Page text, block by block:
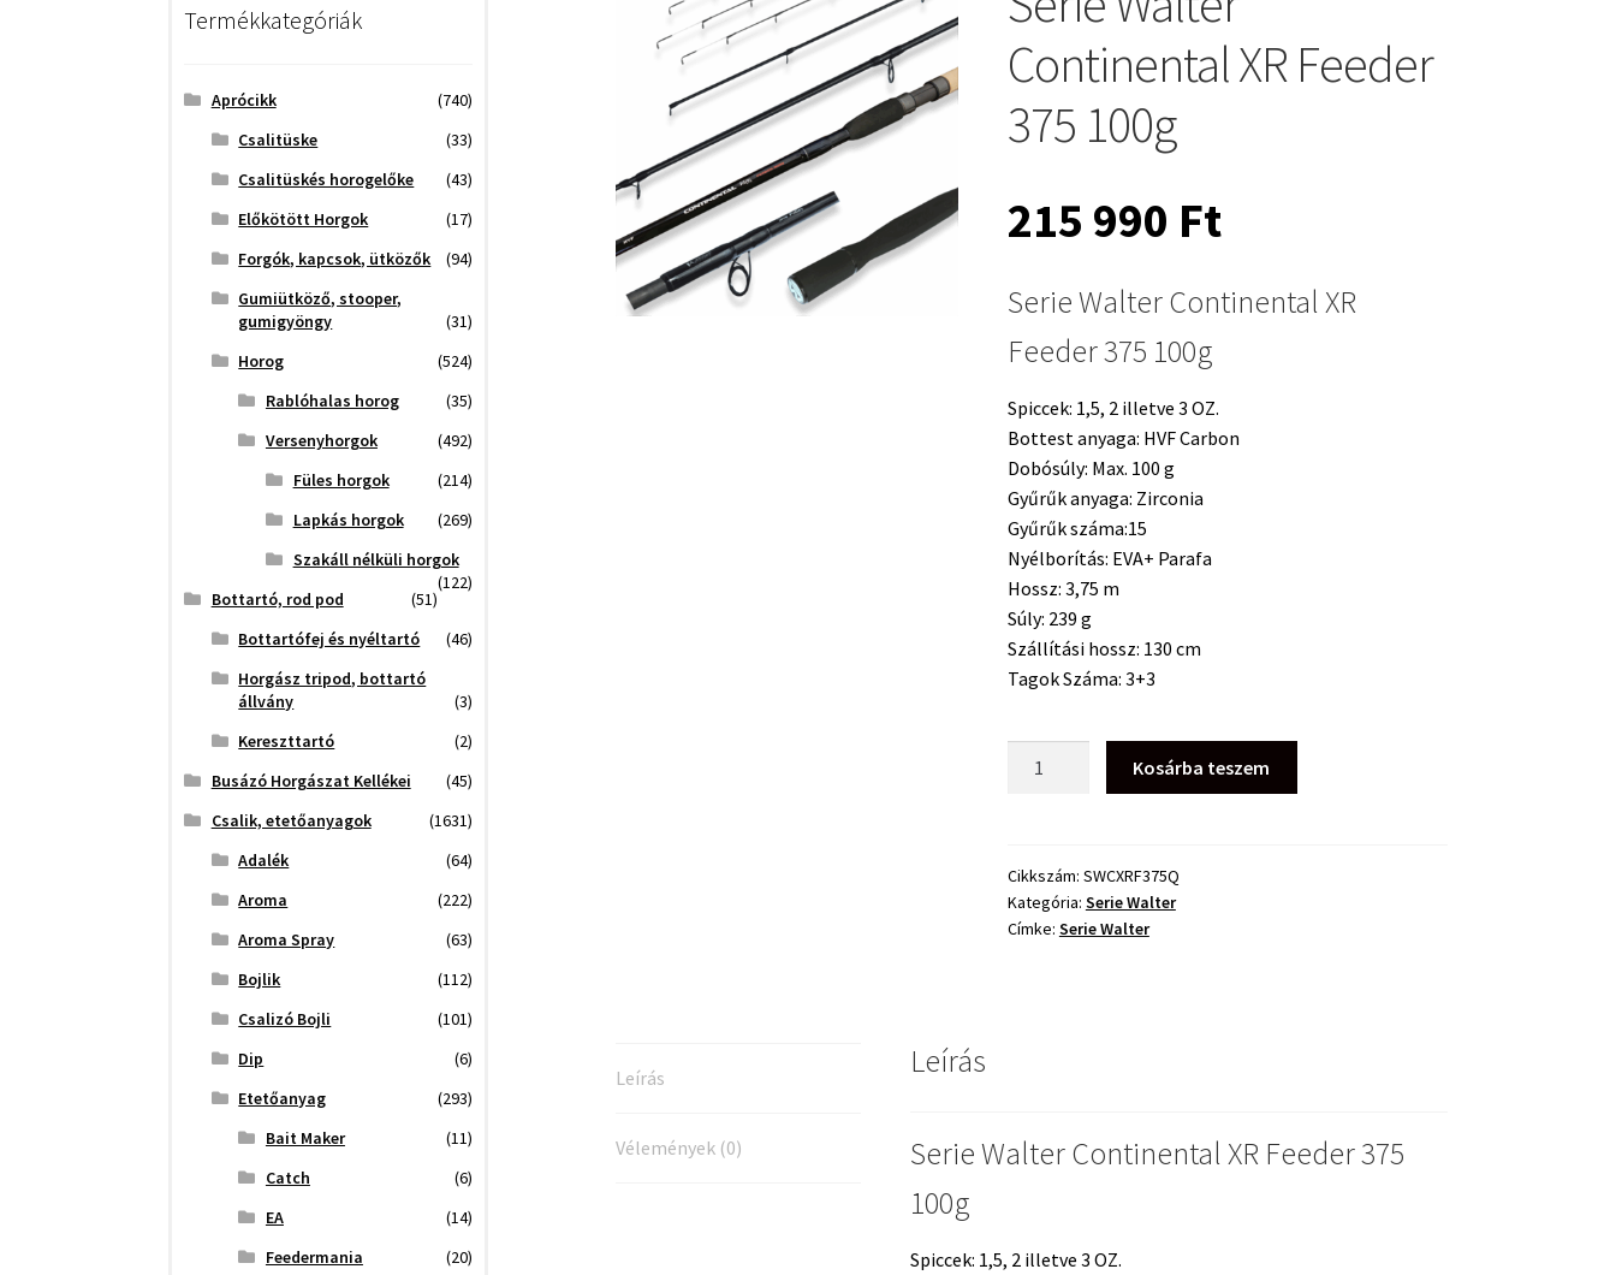
Continental XR Feeder
375 100g
215 990 Ft
Serie Walter Continental XR
Feeder 375 100g
Spiccek: 1,5, 2 illetve 3 OZ.
Bottest anyaga: HVF Carbon
Dobósúly: Max. 100 g
Gyűrűk anyaga: Zirconia
Gyűrűk száma:15
Nyélborítás: EVA+ Parafa
Hossz: 3,75 m
Súly: 239 g
Szállítási hossz: 130 cm
Tagok Száma: 3+3
Feeder
375
100g
Kosárba teszem
Cikkszám: SWCXRF375Q
Kategória: Serie Walter
Címke: Serie Walter
Leírás
Vélemények (0)
Leírás
Serie Walter Continental XR Feeder 375
100g
Spiccek: 1,5, 2 illetve 3 OZ.
Termékkategóriák
Aprócikk
(740)
Csalitüske
(33)
Csalitüskés horogelőke
(43)
Előkötött Horgok
(17)
Forgók, kapcsok, ütközők
(94)
Gumiütköző, stooper,
gumigyöngy
(31)
Horog
(524)
Rablóhalas horog
(35)
Versenyhorgok
(492)
Füles horgok
(214)
Lapkás horgok
(269)
Szakáll nélküli horgok
(122)
Bottartó, rod pod
(51)
Bottartófej és nyéltartó
(46)
Horgász tripod, bottartó
állvány
(3)
Kereszttartó
(2)
Busázó Horgászat Kellékei
(45)
Csalik, etetőanyagok
(1631)
Adalék
(64)
Aroma
(222)
Aroma Spray
(63)
Bojlik
(112)
Csalizó Bojli
(101)
Dip
(6)
Etetőanyag
(293)
Bait Maker
(11)
Catch
(6)
EA
(14)
Feedermania
(20)